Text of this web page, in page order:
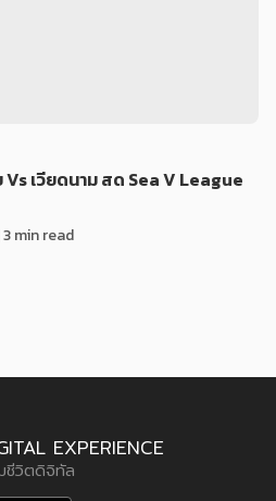
เวียดนาม สด Sea V League
3 min read
EXPERIENCE
ชีวิตดิจิทัล